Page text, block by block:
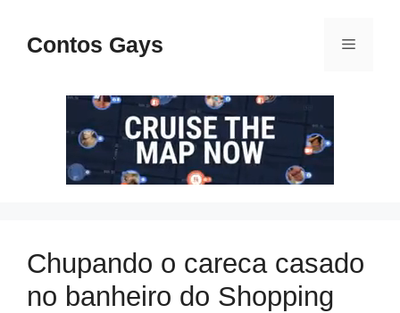
paraContos Gays Menu
Chupando o careca casado
no banheiro do Shopping